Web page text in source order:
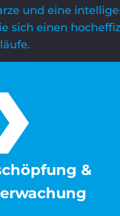
und eine
sich einen
&